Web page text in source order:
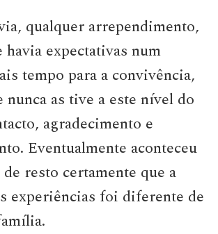
qualquer arrependimento,
havia expectativas num
tempo para a convivência,
nunca as tive a este nível do
agradecimento e
Eventualmente aconteceu
resto certamente que a
experiências foi diferente de